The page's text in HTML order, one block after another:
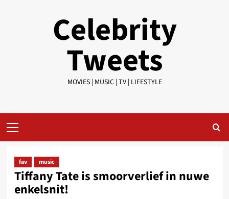
Celebrity
Tweets
MOVIES | MUSIC | TV | LIFESTYLE
Menu
fav music
Tiffany Tate is smoorverlief in nuwe
enkelsnit!